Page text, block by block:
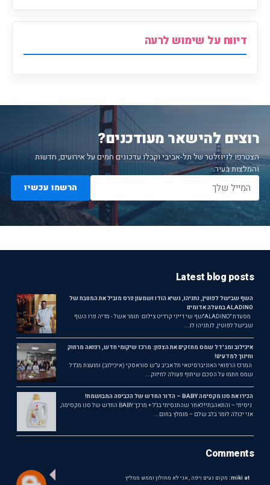
דיווח על שימוש לרעה
רוצים להישאר מעודכנים?
הצטרפו לניוזלטר של תל-אביבי וקבלו עדכונים חמים על אירועים, חדשות
והמלצות בעיר.
הרשמו עכשיו
Latest blog posts
השף שבישל לפוטין, נתניהו, נשיא הודו ושמעון פרס מוביל את המטבח של
ALADINO במעלה אדומים
מסעדת ״ALADINO״שף שי דייני קרדיט צילום: תומר אשל - מדיה פרו השף
שבישל לפוטין, לנתניהו לנ...
איכילוב ומג'דל שמס מחזקים את הצפון: מרכז שיקומי חדש, רפואה מרחוק
וחינוך למדעים!
המרכז הרפואי האוניברסיטאי תל אביב ע"ש סוראסקי (איכילוב) ומועצת מג'דל
שמס חתמו על הסכם שיתוף פעולה לחיזוק...
הכירו את סנו מקסימה BABY – הדור החדש של הכביסה המבושמת!
ניסיתי – והתאהבתי!לאחר שהתנסיתי בג'ל + מרכך BABY החדש של סנו מקסימה,
אני יכולה לומר בלב שלם – מומלץ בחום...
Comments
miki at: מקום נעים ויפה , אני לא מחולון וממש ממליץ